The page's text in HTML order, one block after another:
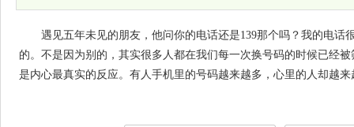
遇见五年未见的朋友，他问你的电话还是139那个吗？我的电话
的。不是因为别的，其实很多人都在我们每一次换号码的时候已经
是内心最真实的反应。有人手机里的号码越来越多，心里的人却越